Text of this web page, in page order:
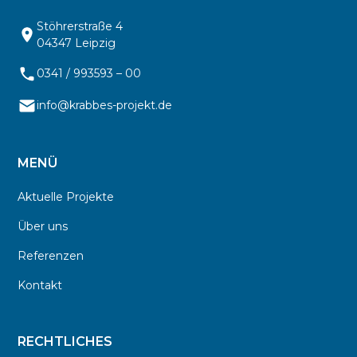
Stöhrerstraße 4
04347 Leipzig
0341 / 993593 – 00
info@krabbes-projekt.de
MENÜ
Aktuelle Projekte
Über uns
Referenzen
Kontakt
RECHTLICHES